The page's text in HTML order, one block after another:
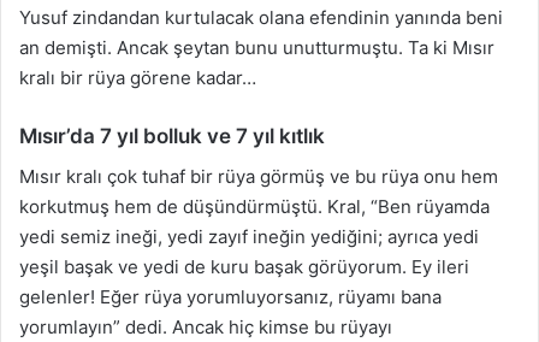
Yusuf zindandan kurtulacak olana efendinin yanında beni
an demişti. Ancak şeytan bunu unutturmuştu. Ta ki Mısır
kralı bir rüya görene kadar…
Mısır’da 7 yıl bolluk ve 7 yıl kıtlık
Mısır kralı çok tuhaf bir rüya görmüş ve bu rüya onu hem
korkutmuş hem de düşündürmüştü. Kral, “Ben rüyamda
yedi semiz ineği, yedi zayıf ineğin yediğini; ayrıca yedi
yeşil başak ve yedi de kuru başak görüyorum. Ey ileri
gelenler! Eğer rüya yorumluyorsanız, rüyamı bana
yorumlayın” dedi. Ancak hiç kimse bu rüyayı